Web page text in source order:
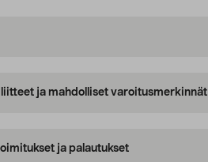
liitteet ja mahdolliset varoitusmerkinnät
ja palautukset